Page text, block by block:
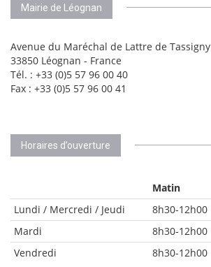
Mairie de Léognan
Avenue du Maréchal de Lattre de Tassigny
33850 Léognan - France
Tél. : +33 (0)5 57 96 00 40
Fax : +33 (0)5 57 96 00 41
Horaires d’ouverture
Matin
Lundi / Mercredi / Jeudi
8h30-12h00
Mardi
8h30-12h00
Vendredi
8h30-12h00